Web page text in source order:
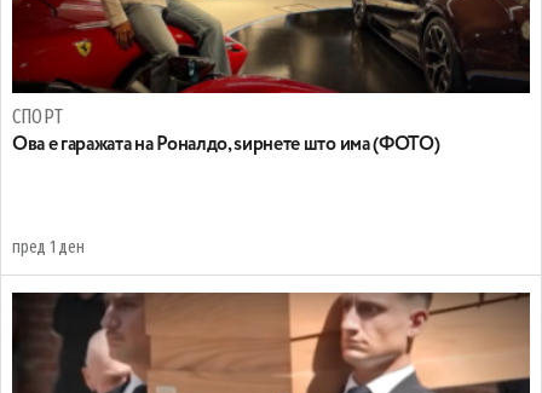
СПОРТ
Ова е гаражата на Роналдо, ѕирнете што има (ФОТО)
пред 1 ден